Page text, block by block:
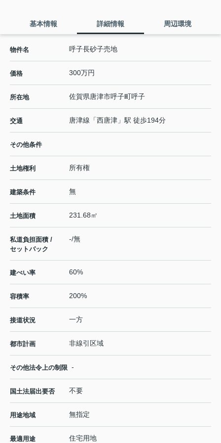
基本情報 詳細情報 周辺環境
物件名 呼子長砂子売地
価格 300万円
所在地 佐賀県唐津市呼子町呼子
交通 唐津線 「西唐津 」駅 徒歩194分
その他条件
土地権利 所有権
建築条件 無
土地面積 231.68㎡
私道負担面積 /
セットバック
-/無
建ぺい率 60%
容積率 200%
接道状況 一方
都市計画 非線引区域
その他法令上の制限 -
国土法届出要否 不要
用途地域 無指定
最適用途 住宅用地